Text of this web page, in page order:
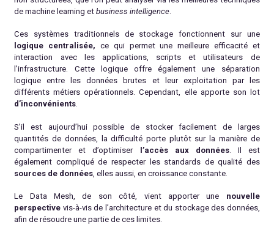
de machine learning etbusiness intelligence
Ces systèmes traditionnels de stockage fonctionnent sur une
logique centralisée, ce qui permet une meilleure efficacité et
interaction avec les applications, scripts et utilisateurs de
l’infrastructure. Cette logique offre également une séparation
logique entre les données brutes et leur exploitation par les
différents métiers opérationnels. Cependant, elle apporte son lot
d’inconvénients.
S’il est aujourd’hui possible de stocker facilement de larges
quantités de données, la difficulté porte plutôt sur la manière de
compartimenter et d’optimiserl’accès aux données. Il est
également compliqué de respecter les standards de qualité des
sources de données , elles aussi, en croissance constante.
Le Data Mesh, de son côté, vient apporter une nouvelle
perspective vis-à-vis de l’architecture et du stockage des données,
afin de résoudre une partie de ces limites.